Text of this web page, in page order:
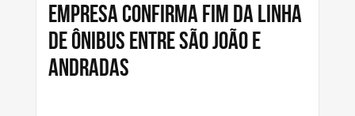
Empresa confirma fim da linha
de ônibus entre São João e
Andradas